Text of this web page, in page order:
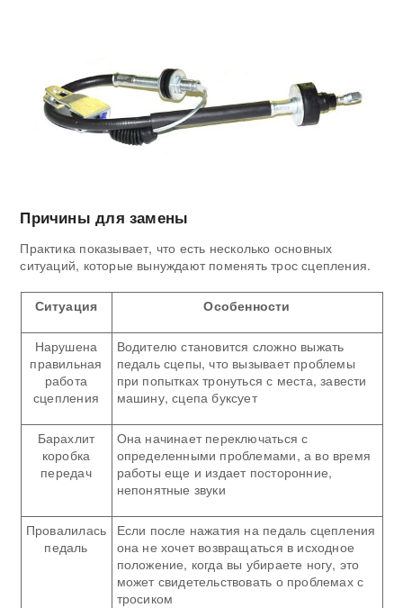
Причины для замены
Практика показывает, что есть несколько основных
ситуаций, которые вынуждают поменять трос сцепления.
Ситуация Особенности
Нарушена
правильная
работа
сцепления
Водителю становится сложно выжать
педаль сцепы, что вызывает проблемы
при попытках тронуться с места, завести
машину, сцепа буксует
Барахлит
коробка
передач
Она начинает переключаться с
определенными проблемами, а во время
работы еще и издает посторонние,
непонятные звуки
Провалилась
педаль
Если после нажатия на педаль сцепления
она не хочет возвращаться в исходное
положение, когда вы убираете ногу, это
может свидетельствовать о проблемах с
тросиком